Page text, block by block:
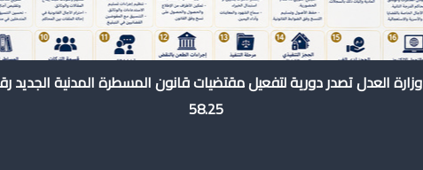
وزارة العدل تصدر دورية لتفعيل مقتضيات قانون المسطرة المدنية الجديد
58.25